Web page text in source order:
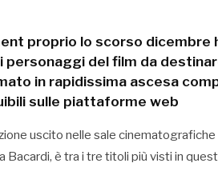
proprio lo scorso dicembre
personaggi del film da
in rapidissima ascesa
sulle piattaforme web
uscito nelle sale
Bacardi, è tra i tre titoli più visti in